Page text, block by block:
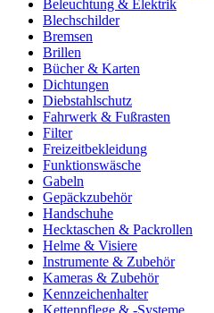
Beleuchtung & Elektrik
Blechschilder
Bremsen
Brillen
Bücher & Karten
Dichtungen
Diebstahlschutz
Fahrwerk & Fußrasten
Filter
Freizeitbekleidung
Funktionswäsche
Gabeln
Gepäckzubehör
Handschuhe
Hecktaschen & Packrollen
Helme & Visiere
Instrumente & Zubehör
Kameras & Zubehör
Kennzeichenhalter
Kettenpflege & -Systeme